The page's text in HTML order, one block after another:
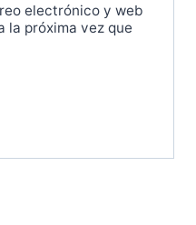
electrónico y web
la próxima vez que